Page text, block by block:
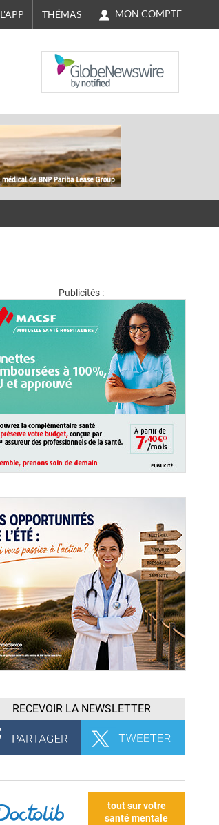
L'APP THÉMAS MON COMPTE
NASDAQ
Publicités :
RECEVOIR LA NEWSLETTER
tout sur votre
santé mentale